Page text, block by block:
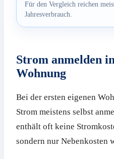
Für den Vergleich reichen
Jahresverbrauch.
Strom anmelden
Wohnung
Bei der ersten eigenen
Strom meistens selbst
enthält oft keine
sondern nur Nebenkosten